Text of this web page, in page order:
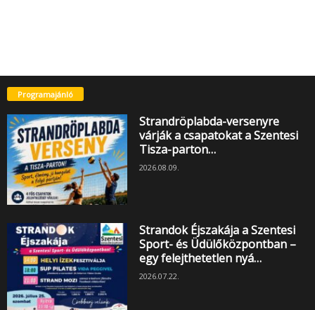
Programajánló
Strandröplabda-versenyre
várják a csapatokat a Szentesi
Tisza-parton…
2026.08.09.
Strandok Éjszakája a Szentesi
Sport- és Üdülőközpontban –
egy felejthetetlen nyá…
2026.07.22.